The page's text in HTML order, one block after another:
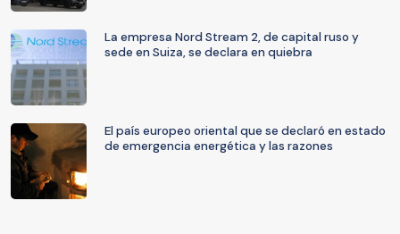
La empresa Nord Stream 2, de capital ruso y
sede en Suiza, se declara en quiebra
El país europeo oriental que se declaró en estado
de emergencia energética y las razones